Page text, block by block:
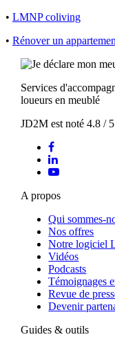
• LMNP coliving
• Rénover un
Services
loueurs en meublé
JD2M est noté4.8 / 5
A propos
Qui sommes-
Nos offres
Notre logiciel
Vidéos
Podcasts
Témoignages
Revue de
Devenir
Guides & outils